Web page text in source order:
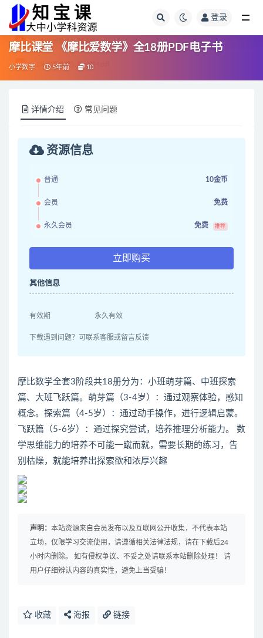
登录
摩比课堂 《摩比爱数学》全18册PDF电子书
小学数字 5年前 10
详情介绍 常见问题
资源信息
普通 10金币
会员 免费
永久会员 免费 推荐
立即购买
其他信息
有效期 永久有效
下载遇到问题？可联系客服或留言反馈
摩比数学全套3阶段共18册分为：小班萌芽篇、中班探索
篇、大班飞跃篇。萌芽篇（3-4岁）：通过观察体验，感知
概念。探索篇（4-5岁）：通过动手操作，进行逻辑启蒙。
飞跃篇（5-6岁）：通过探究尝试，培养推理分析能力。 数
学思维能力的培养不可能一蹴而就，需要长期的练习，告
别枯燥，就能培养出探索欲和浓厚兴趣
声明： 本站资源来自会员发布以及互联网公开收集，不代表本站
立场，仅限学习交流使用，请遵循相关法律法规，请在下载后24
小时内删除。 如有侵权争议、不妥之处请联系本站删除处理！ 请
用户仔细辨认内容的真实性，避免上当受骗！
收藏 海报 链接
全部